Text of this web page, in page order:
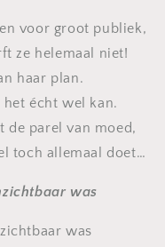
voor groot publiek,
ze helemaal niet!
haar plan.
écht wel kan.
de parel van moed,
toch allemaal doet…
was
was